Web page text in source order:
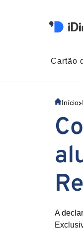
Cartão
Início
A